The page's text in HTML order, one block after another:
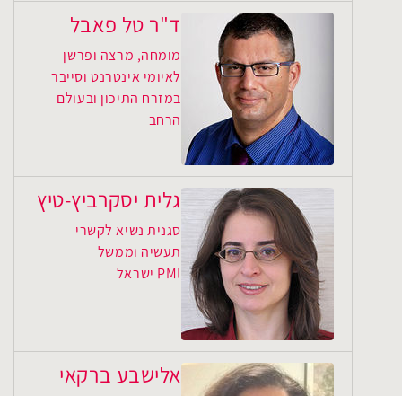
ד"ר טל פאבל
מומחה, מרצה ופרשן
לאיומי אינטרנט וסייבר
במזרח התיכון ובעולם
הרחב
גלית יסקרביץ-טיץ
סגנית נשיא לקשרי
תעשיה וממשל
PMI ישראל
אלישבע ברקאי